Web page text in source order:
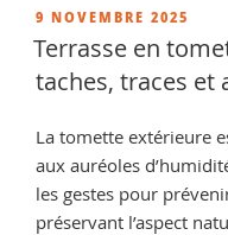
en
:
PUBLIÉ
LE
9 NOVEMBRE 2025
Terrasse en
taches, traces et
La tomette extérieure
aux auréoles
les gestes pour
préservant l’aspect